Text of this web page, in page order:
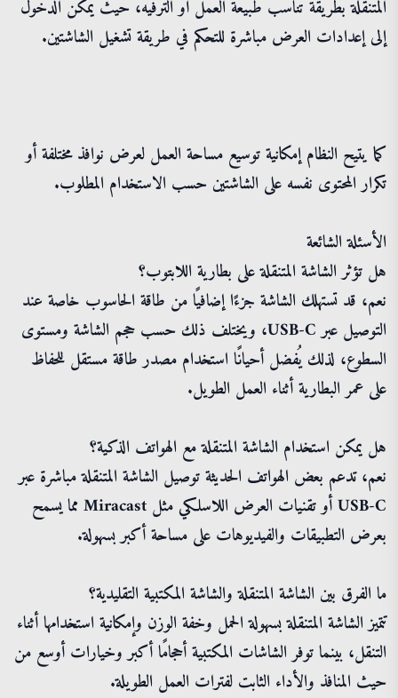
المتنقلة بطريقة تناسب طبيعة العمل أو الترفيه، حيث يمكن الدخول
إلى إعدادات العرض مباشرة للتحكم في طريقة تشغيل الشاشتين.
كما يتيح النظام إمكانية توسيع مساحة العمل لعرض نوافذ مختلفة أو
تكرار المحتوى نفسه على الشاشتين حسب الاستخدام المطلوب.
الأسئلة الشائعة
هل تؤثر الشاشة المتنقلة على بطارية اللابتوب؟
نعم، قد تستهلك الشاشة جزءًا إضافيًا من طاقة الحاسوب خاصة عند
التوصيل عبر USB-C، ويختلف ذلك حسب حجم الشاشة ومستوى
السطوع، لذلك يُفضل أحيانًا استخدام مصدر طاقة مستقل للحفاظ
على عمر البطارية أثناء العمل الطويل.
هل يمكن استخدام الشاشة المتنقلة مع الهواتف الذكية؟
نعم، تدعم بعض الهواتف الحديثة توصيل الشاشة المتنقلة مباشرة عبر
USB-C أو تقنيات العرض اللاسلكي مثل Miracast مما يسمح
بعرض التطبيقات والفيديوهات على مساحة أكبر بسهولة.
ما الفرق بين الشاشة المتنقلة والشاشة المكتبية التقليدية؟
تتميز الشاشة المتنقلة بسهولة الحمل وخفة الوزن وإمكانية استخدامها أثناء
التنقل، بينما توفر الشاشات المكتبية أحجامًا أكبر وخيارات أوسع من
حيث المنافذ والأداء الثابت لفترات العمل الطويلة.